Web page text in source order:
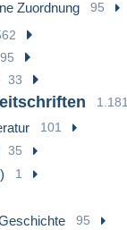
Zuordnung 95
95
33
1.181
101
35
1
95